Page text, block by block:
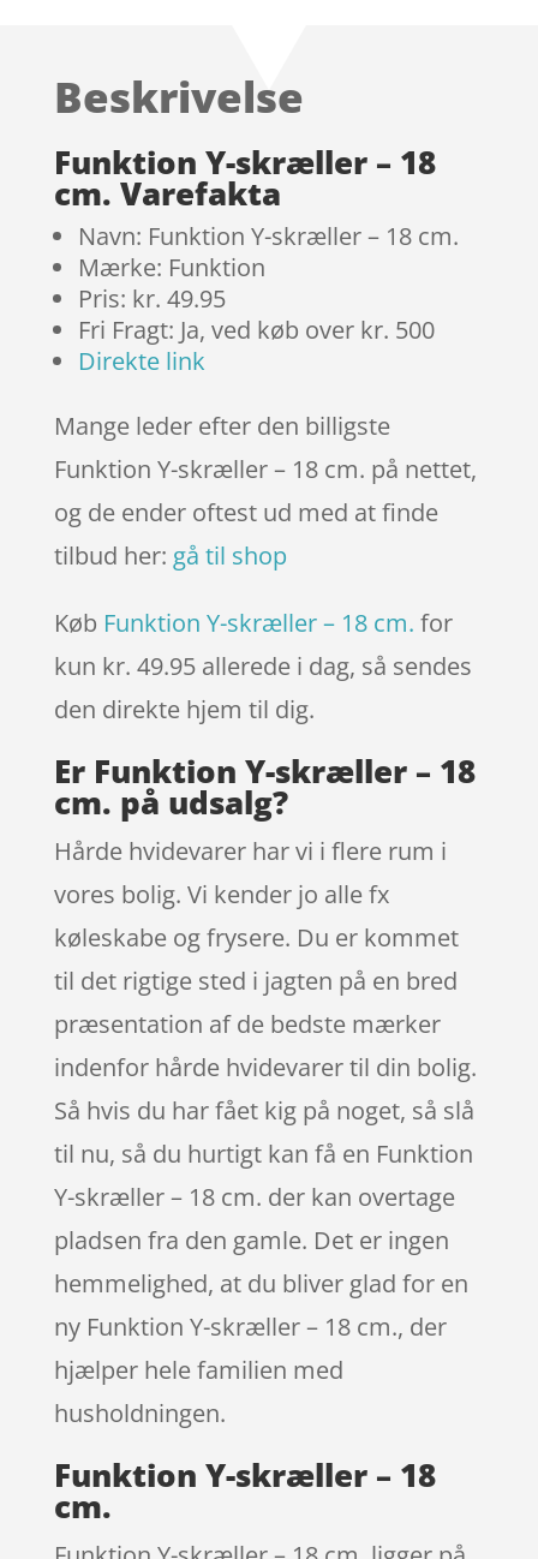
på
ømmels
er
Beskrivelse
Funktion Y-skræller – 18
cm. Varefakta
Navn: Funktion Y-skræller – 18 cm.
Mærke: Funktion
Pris: kr. 49.95
Fri Fragt: Ja, ved køb over kr. 500
Direkte link
Mange leder efter den billigste
Funktion Y-skræller – 18 cm. på nettet,
og de ender oftest ud med at finde
tilbud her: gå til shop
Køb Funktion Y-skræller – 18 cm. for
kun kr. 49.95 allerede i dag, så sendes
den direkte hjem til dig.
Er Funktion Y-skræller – 18
cm. på udsalg?
Hårde hvidevarer har vi i flere rum i
vores bolig. Vi kender jo alle fx
køleskabe og frysere. Du er kommet
til det rigtige sted i jagten på en bred
præsentation af de bedste mærker
indenfor hårde hvidevarer til din bolig.
Så hvis du har fået kig på noget, så slå
til nu, så du hurtigt kan få en Funktion
Y-skræller – 18 cm. der kan overtage
pladsen fra den gamle. Det er ingen
hemmelighed, at du bliver glad for en
ny Funktion Y-skræller – 18 cm., der
hjælper hele familien med
husholdningen.
Funktion Y-skræller – 18
cm.